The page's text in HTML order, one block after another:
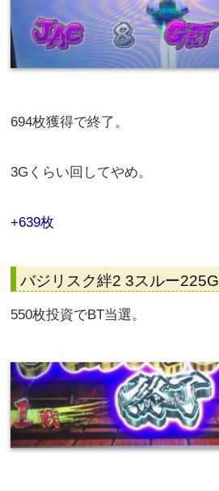
694枚獲得で終了。
3Gくらい回してやめ。
+639枚
バジリスク絆2 3スルー225G
550枚投資でBT当選。